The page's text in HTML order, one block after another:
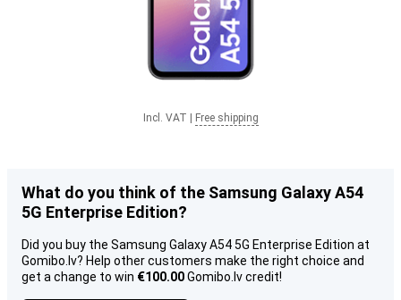
Incl. VAT Free shipping
What do you think of the Samsung Galaxy A54
5G Enterprise Edition?
Did you buy the Samsung Galaxy A54 5G Enterprise Edition at
Gomibo.lv? Help other customers make the right choice and
get a change to win €100.00Gomibo.lv credit!